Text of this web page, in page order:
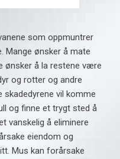
som oppmuntrer
Mange ønsker å mate
ønsker å la restene være
og rotter og andre
skadedyrene vil komme
og finne et trygt sted å
vanskelig å eliminere
eiendom og
Mus kan forårsake